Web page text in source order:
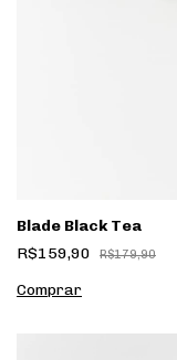
Blade Black Tea
R$159,90
R$179,90